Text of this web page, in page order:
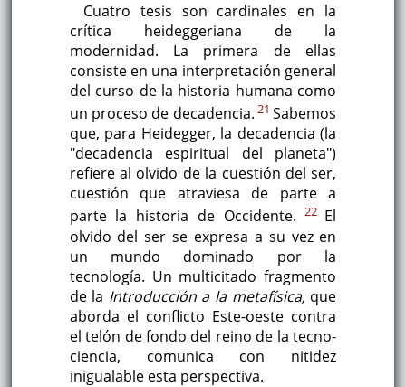
Cuatro tesis son cardinales en la
crítica heideggeriana de la
modernidad. La primera de ellas
consiste en una interpretación general
del curso de la historia humana como
un proceso de decadencia. 21 Sabemos
que, para Heidegger, la decadencia (la
"decadencia espiritual del planeta")
refiere al olvido de la cuestión del ser,
cuestión que atraviesa de parte a
parte la historia de Occidente. 22 El
olvido del ser se expresa a su vez en
un mundo dominado por la
tecnología. Un multicitado fragmento
de la Introducción a la metafísica,que
aborda el conflicto Este-oeste contra
el telón de fondo del reino de la tecno-
ciencia, comunica con nitidez
inigualable esta perspectiva.